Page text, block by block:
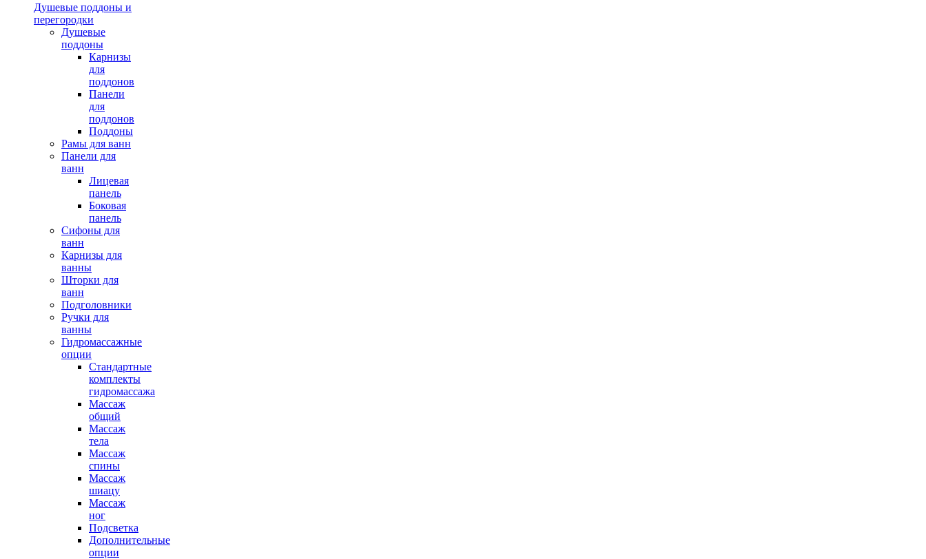
Душевые поддоны и
перегородки
Душевые
поддоны
Карнизы
для
поддонов
Панели
для
поддонов
Поддоны
Рамы для ванн
Панели для
ванн
Лицевая
панель
Боковая
панель
Сифоны для
ванн
Карнизы для
ванны
Шторки для
ванн
Подголовники
Ручки для
ванны
Гидромассажные
опции
Стандартные
комплекты
гидромассажа
Массаж
общий
Массаж
тела
Массаж
спины
Массаж
шиацу
Массаж
ног
Подсветка
Дополнительные
опции